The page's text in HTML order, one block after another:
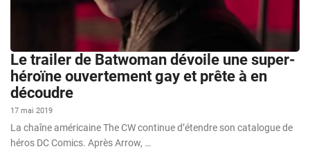
Le trailer de Batwoman dévoile une super-
héroïne ouvertement gay et prête à en
découdre
17 mai 2019
La chaîne américaine The CW continue d’étendre son catalogue de
héros DC Comics. Après Arrow, …